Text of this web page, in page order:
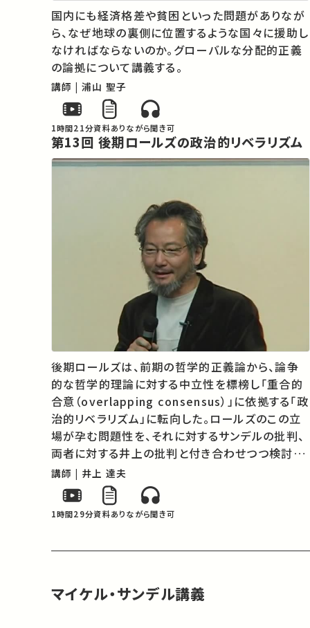
国内にも経済格差や貧困といった問題がありなが
ら、なぜ地球の裏側に位置するような国々に援助し
なければならないのか。グローバルな分配的正義
の論拠について講義する。
講師 | 浦山 聖子
1時間21分資料ありながら聞き可
第13回 後期ロールズの政治的リベラリズム
後期ロールズは、前期の哲学的正義論から、論争
的な哲学的理論に対する中立性を標榜し「重合的
合意（overlapping consensus）」に依拠する「政
治的リベラリズム」に転向した。ロールズのこの立
場が孕む問題性を、それに対するサンデルの批判、
両者に対する井上の批判と付き合わせつつ検討す
る。（Chap. 13）
講師 | 井上 達夫
1時間29分資料ありながら聞き可
マイケル・サンデル講義